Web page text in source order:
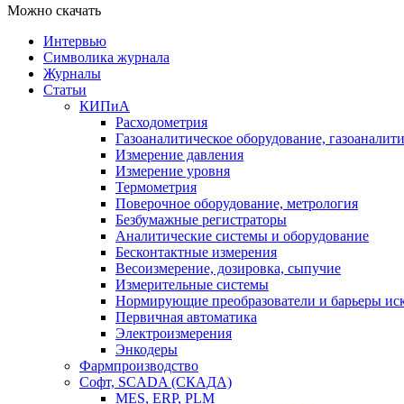
Можно скачать
Интервью
Символика журнала
Журналы
Статьи
КИПиА
Расходометрия
Газоаналитическое оборудование,
Измерение давления
Измерение уровня
Термометрия
Поверочное оборудование, метрология
Безбумажные регистраторы
Аналитические системы и оборудование
Бесконтактные измерения
Весоизмерение, дозировка, сыпучие
Измерительные системы
Нормирующие преобразователи и барьеры
Первичная автоматика
Электроизмерения
Энкодеры
Фармпроизводство
Софт, SCADA (СКАДА)
MES, ERP, PLM